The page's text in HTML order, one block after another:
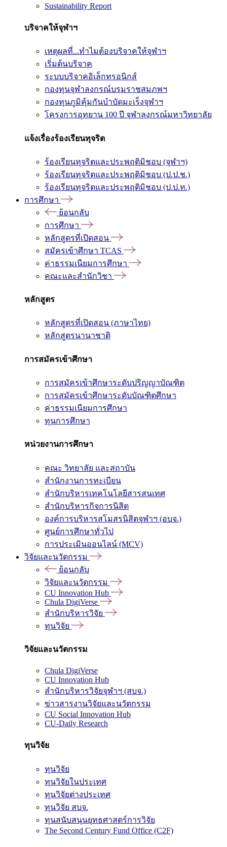
Sustainability Report
บริจาคให้จุฬาฯ
เหตุผลที่...ทำไมต้องบริจาคให้จุฬาฯ
เริ่มต้นบริจาค
ระบบบริจาคอิเล็กทรอนิกส์
กองทุนจุฬาลงกรณ์บรมราชสมภพฯ
กองทุนภูมิคุ้มกันบำบัดมะเร็งจุฬาฯ
โครงการอุทยาน 100 ปี จุฬาลงกรณ์มหาวิทยาลัย
แจ้งเรื่องร้องเรียนทุจริต
ร้องเรียนทุจริตและประพฤติมิชอบ (จุฬาฯ)
ร้องเรียนทุจริตและประพฤติมิชอบ (ป.ป.ช.)
ร้องเรียนทุจริตและประพฤติมิชอบ (ป.ป.ท.)
การศึกษา
ย้อนกลับ
การศึกษา
หลักสูตรที่เปิดสอน
สมัครเข้าศึกษา TCAS
ค่าธรรมเนียมการศึกษา
คณะและสำนักวิชา
หลักสูตร
หลักสูตรที่เปิดสอน (ภาษาไทย)
หลักสูตรนานาชาติ
การสมัครเข้าศึกษา
การสมัครเข้าศึกษาระดับปริญญาบัณฑิต
การสมัครเข้าศึกษาระดับบัณฑิตศึกษา
ค่าธรรมเนียมการศึกษา
ทุนการศึกษา
หน่วยงานการศึกษา
คณะ วิทยาลัย และสถาบัน
สำนักงานการทะเบียน
สำนักบริหารเทคโนโลยีสารสนเทศ
สำนักบริหารกิจการนิสิต
องค์การบริหารสโมสรนิสิตจุฬาฯ (อบจ.)
ศูนย์การศึกษาทั่วไป
การประเมินออนไลน์ (MCV)
วิจัยและนวัตกรรม
ย้อนกลับ
วิจัยและนวัตกรรม
CU Innovation Hub
Chula DigiVerse
สำนักบริหารวิจัย
ทุนวิจัย
วิจัยและนวัตกรรม
Chula DigiVerse
CU Innovation Hub
สำนักบริหารวิจัยจุฬาฯ (สบจ.)
ข่าวสารงานวิจัยและนวัตกรรม
CU Social Innovation Hub
CU-Daily Research
ทุนวิจัย
ทุนวิจัย
ทุนวิจัยในประเทศ
ทุนวิจัยต่างประเทศ
ทุนวิจัย สบจ.
ทุนสนับสนุนยุทธศาสตร์การวิจัย
The Second Century Fund Office (C2F)